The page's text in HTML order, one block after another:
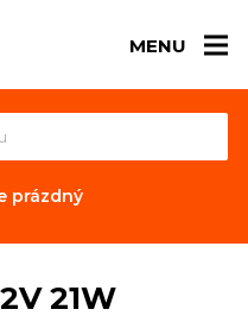
MENU
prázdný
21W